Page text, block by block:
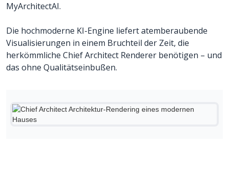
MyArchitectAI.
Die hochmoderne KI-Engine liefert atemberaubende
Visualisierungen in einem Bruchteil der Zeit, die
herkömmliche Chief Architect Renderer benötigen – und
das ohne Qualitätseinbußen.